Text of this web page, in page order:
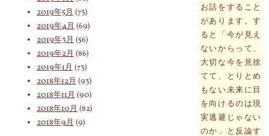
お話をすること
があります。す
ると「今が見え
ないからって、
大切な今を見捨
てて、とりとめ
もない未来に目
を向けるのは現
実逃避じゃない
のか」と反論す
2019年5月 (73)
2019年4月 (69)
2019年3月 (56)
2019年2月 (86)
2019年1月 (73)
2018年12月 (93)
2018年11月 (90)
2018年10月 (82)
2018年9月 (9)